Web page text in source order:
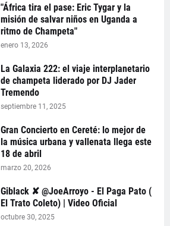
"África tira el pase: Eric Tygar y la
misión de salvar niños en Uganda a
ritmo de Champeta"
enero 13, 2026
La Galaxia 222: el viaje interplanetario
de champeta liderado por DJ Jader
Tremendo
septiembre 11, 2025
Gran Concierto en Cereté: lo mejor de
la música urbana y vallenata llega este
18 de abril
marzo 20, 2026
Giblack ✘ @JoeArroyo - El Paga Pato (
El Trato Coleto) | Video Oficial
octubre 30, 2025